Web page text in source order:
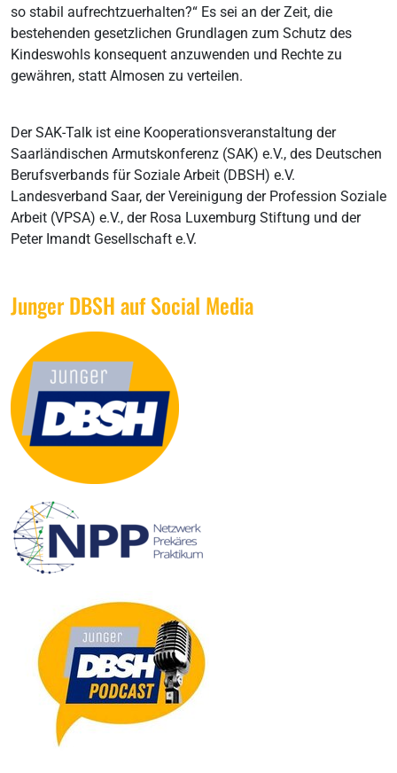
so stabil aufrechtzuerhalten?“ Es sei an der Zeit, die
bestehenden gesetzlichen Grundlagen zum Schutz des
Kindeswohls konsequent anzuwenden und Rechte zu
gewähren, statt Almosen zu verteilen.
Der SAK-Talk ist eine Kooperationsveranstaltung der
Saarländischen Armutskonferenz (SAK) e.V., des Deutschen
Berufsverbands für Soziale Arbeit (DBSH) e.V.
Landesverband Saar, der Vereinigung der Profession Soziale
Arbeit (VPSA) e.V., der Rosa Luxemburg Stiftung und der
Peter Imandt Gesellschaft e.V.
Junger DBSH auf Social Media